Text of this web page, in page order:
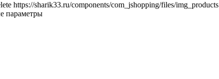
https://sharik33.ru/components/com_jshopping/files/img_products
параметры